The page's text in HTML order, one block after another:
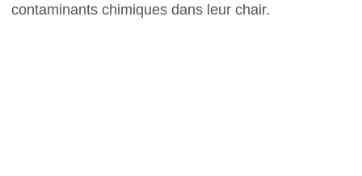
contaminants chimiques dans leur chair.